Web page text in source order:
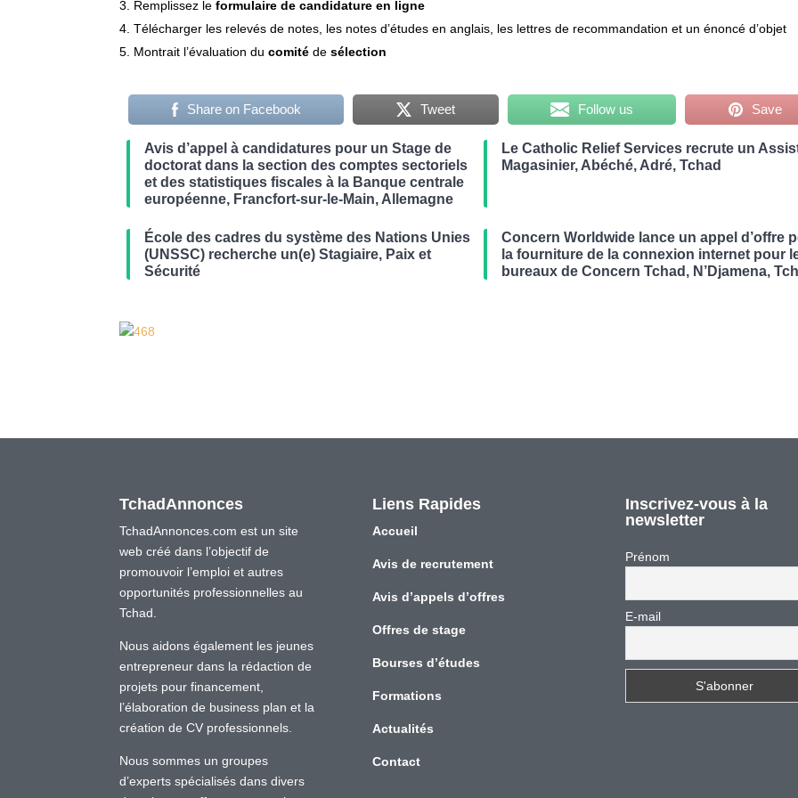
Remplissez leformulaire de candidature en ligne
Télécharger les relevés de notes, les notes d’études en anglais, les lettres de recommandation et un énoncé d’objet
Montrait l’évaluation ducomité desélection
Share on Facebook Tweet Follow us Save
Avis d’appel à candidatures pour un Stage de
doctorat dans la section des comptes sectoriels
et des statistiques fiscales à la Banque centrale
européenne, Francfort-sur-le-Main, Allemagne
Le Catholic Relief Services recrute un
Magasinier, Abéché, Adré, Tchad
École des cadres du système des Nations Unies
(UNSSC) recherche un(e) Stagiaire, Paix et
Sécurité
Concern Worldwide lance un appel d’offre
la fourniture de la connexion internet pour
bureaux de Concern Tchad, N’Djamena,
TchadAnnonces
TchadAnnonces.com est un site
web créé dans l’objectif de
promouvoir l’emploi et autres
opportunités professionnelles au
Tchad.
Nous aidons également les jeunes
entrepreneur dans la rédaction de
projets pour financement,
l’élaboration de business plan et la
création de CV professionnels.
Nous sommes un groupes
d’experts spécialisés dans divers
Liens Rapides
Accueil
Avis de recrutement
Avis d’appels d’offres
Offres de stage
Bourses d’études
Formations
Actualités
Contact
Inscrivez-vous à la
newsletter
Prénom
E-mail